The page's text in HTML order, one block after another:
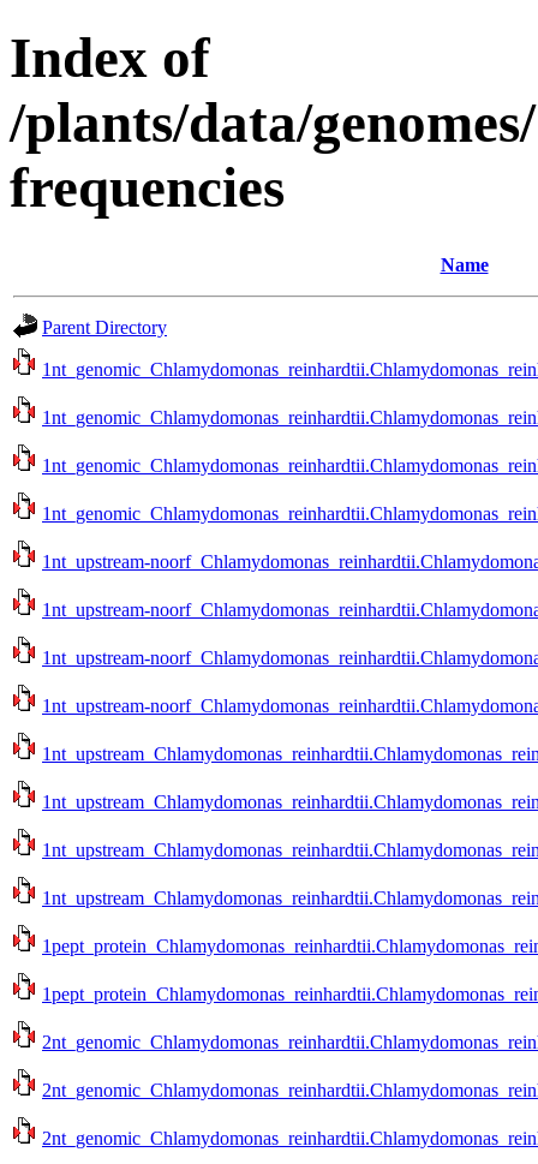
Index of
/plants/data/
frequencies
Name
Parent Directory
1nt_upstream-
1nt_upstream-
1nt_upstream-
1nt_upstream-